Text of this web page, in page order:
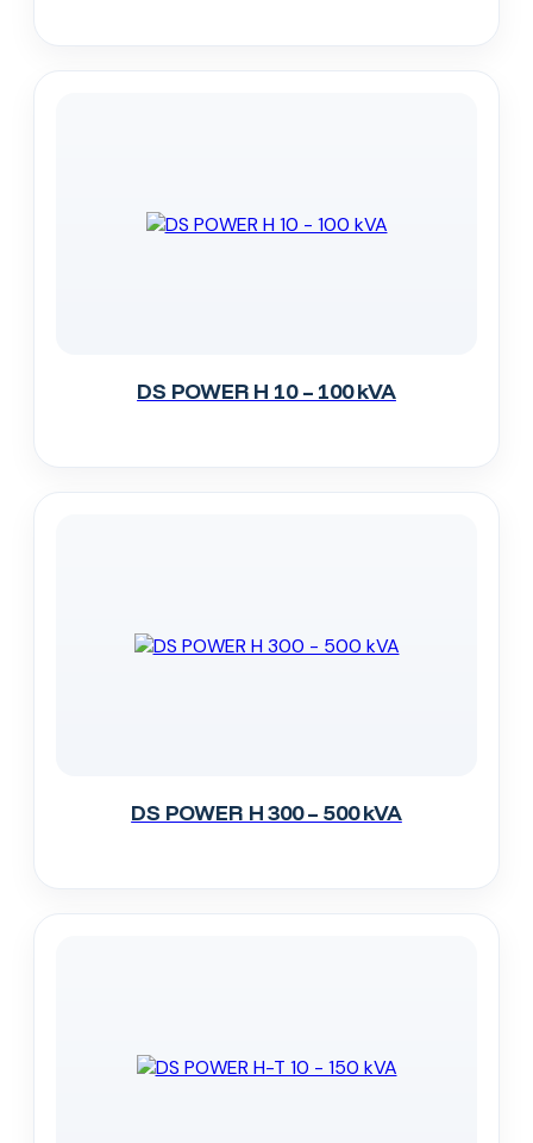
DS POWER H 10 – 100 kVA
DS POWER H 300 – 500 kVA